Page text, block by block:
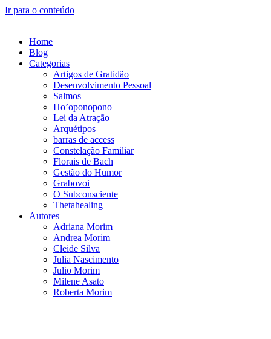
Ir para o conteúdo
Home
Blog
Categorias
Artigos de Gratidão
Desenvolvimento Pessoal
Salmos
Ho’oponopono
Lei da Atração
Arquétipos
barras de access
Constelação Familiar
Florais de Bach
Gestão do Humor
Grabovoi
O Subconsciente
Thetahealing
Autores
Adriana Morim
Andrea Morim
Cleide Silva
Julia Nascimento
Julio Morim
Milene Asato
Roberta Morim